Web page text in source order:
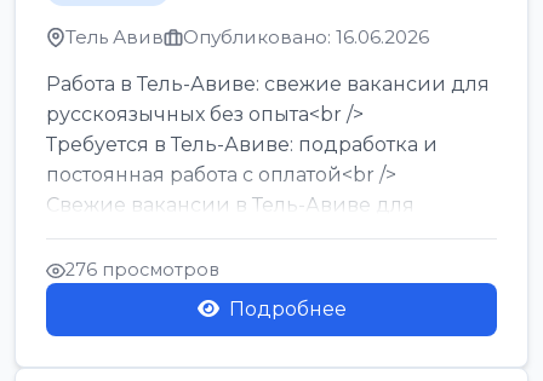
Тель Авив Опубликовано: 16.06.2026
Работа в Тель-Авиве: свежие вакансии для
русскоязычных без опыта<br />
Требуется в Тель-Авиве: подработка и
постоянная работа с оплатой<br />
Свежие вакансии в Тель-Авиве для
мужчин и женщин от хозя...
276 просмотров
Подробнее